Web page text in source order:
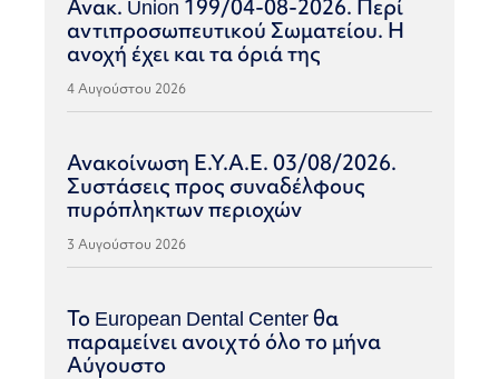
Ανακ. Union 199/04-08-2026. Περί
αντιπροσωπευτικού Σωματείου. Η
ανοχή έχει και τα όριά της
4 Αυγούστου 2026
Ανακοίνωση Ε.Υ.Α.Ε. 03/08/2026.
Συστάσεις προς συναδέλφους
πυρόπληκτων περιοχών
3 Αυγούστου 2026
Το European Dental Center θα
παραμείνει ανοιχτό όλο το μήνα
Αύγουστο